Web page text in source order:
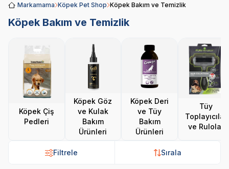
Markamama Köpek Pet Shop Köpek Bakım ve Temizlik
Köpek Bakım ve Temizlik
Köpek Çiş
Pedleri
Köpek Göz
ve Kulak
Bakım
Ürünleri
Köpek Deri
ve Tüy
Bakım
Ürünleri
Tüy
Toplayıcılar
ve Rulolar
Filtrele Sırala